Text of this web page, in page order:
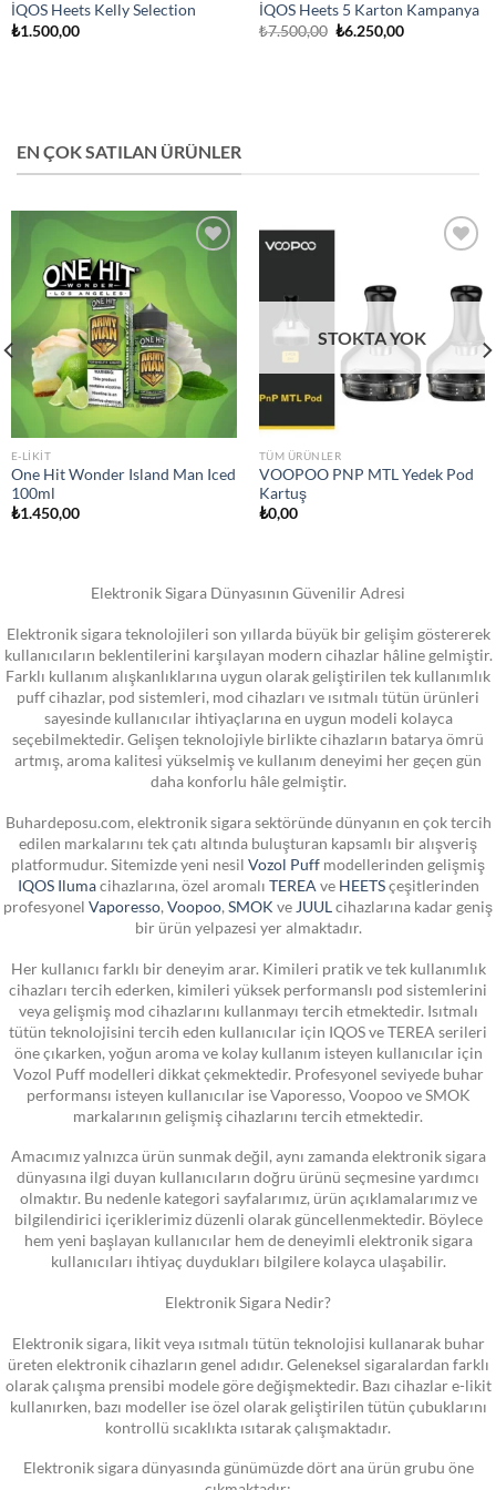
İQOS Heets Kelly Selection
₺1.500,00
İQOS Heets 5 Karton Kampanya
₺7.500,00 Orijinal
₺6.250,00Şu
EN ÇOK SATILAN ÜRÜNLER
wishlist
E-LIKIT
One Hit Wonder Island Man Iced
100ml
₺1.450,00
STOKTA YOK
TÜM ÜRÜNLER
VOOPOO PNP MTL Yedek Pod
Kartuş
₺0,00
Elektronik Sigara Dünyasının Güvenilir Adresi
Elektronik sigara teknolojileri son yıllarda büyük bir gelişim göstererek
kullanıcıların beklentilerini karşılayan modern cihazlar hâline gelmiştir.
Farklı kullanım alışkanlıklarına uygun olarak geliştirilen tek kullanımlık
puff cihazlar, pod sistemleri, mod cihazları ve ısıtmalı tütün ürünleri
sayesinde kullanıcılar ihtiyaçlarına en uygun modeli kolayca
seçebilmektedir. Gelişen teknolojiyle birlikte cihazların batarya ömrü
artmış, aroma kalitesi yükselmiş ve kullanım deneyimi her geçen gün
daha konforlu hâle gelmiştir.
Buhardeposu.com, elektronik sigara sektöründe dünyanın en çok tercih
edilen markalarını tek çatı altında buluşturan kapsamlı bir alışveriş
platformudur. Sitemizde yeni nesil Vozol Puff modellerinden gelişmiş
IQOS Ilumacihazlarına, özel aromalı TEREA ve HEETSçeşitlerinden
profesyonel Vaporesso Voopoo SMOK ve JUUL cihazlarına kadar geniş
bir ürün yelpazesi yer almaktadır.
Her kullanıcı farklı bir deneyim arar. Kimileri pratik ve tek kullanımlık
cihazları tercih ederken, kimileri yüksek performanslı pod sistemlerini
veya gelişmiş mod cihazlarını kullanmayı tercih etmektedir. Isıtmalı
tütün teknolojisini tercih eden kullanıcılar için IQOS ve TEREA serileri
öne çıkarken, yoğun aroma ve kolay kullanım isteyen kullanıcılar için
Vozol Puff modelleri dikkat çekmektedir. Profesyonel seviyede buhar
performansı isteyen kullanıcılar ise Vaporesso, Voopoo ve SMOK
markalarının gelişmiş cihazlarını tercih etmektedir.
Amacımız yalnızca ürün sunmak değil, aynı zamanda elektronik sigara
dünyasına ilgi duyan kullanıcıların doğru ürünü seçmesine yardımcı
olmaktır. Bu nedenle kategori sayfalarımız, ürün açıklamalarımız ve
bilgilendirici içeriklerimiz düzenli olarak güncellenmektedir. Böylece
hem yeni başlayan kullanıcılar hem de deneyimli elektronik sigara
kullanıcıları ihtiyaç duydukları bilgilere kolayca ulaşabilir.
Elektronik Sigara Nedir?
Elektronik sigara, likit veya ısıtmalı tütün teknolojisi kullanarak buhar
üreten elektronik cihazların genel adıdır. Geleneksel sigaralardan farklı
olarak çalışma prensibi modele göre değişmektedir. Bazı cihazlar e-likit
kullanırken, bazı modeller ise özel olarak geliştirilen tütün çubuklarını
kontrollü sıcaklıkta ısıtarak çalışmaktadır.
Elektronik sigara dünyasında günümüzde dört ana ürün grubu öne